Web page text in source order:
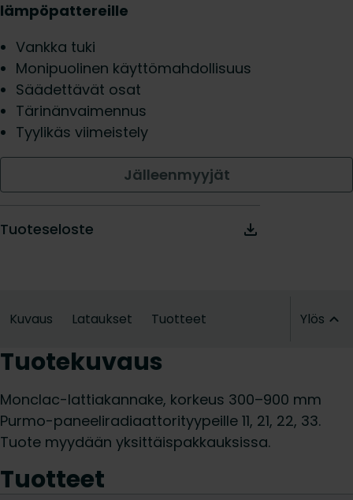
lämpöpattereille
Vankka tuki
Monipuolinen käyttömahdollisuus
Säädettävät osat
Tärinänvaimennus
Tyylikäs viimeistely
Jälleenmyyjät
Tuoteseloste
Kuvaus Lataukset Tuotteet Ylös
Tuotekuvaus
Monclac-lattiakannake, korkeus 300–900 mm
Purmo-paneeliradiaattorityypeille 11, 21, 22, 33.
Tuote myydään yksittäispakkauksissa.
Tuotteet